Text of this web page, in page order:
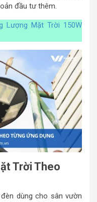
đầu tư thêm.
Lượng Mặt Trời 150W
Trời Theo
dùng cho sân vườn